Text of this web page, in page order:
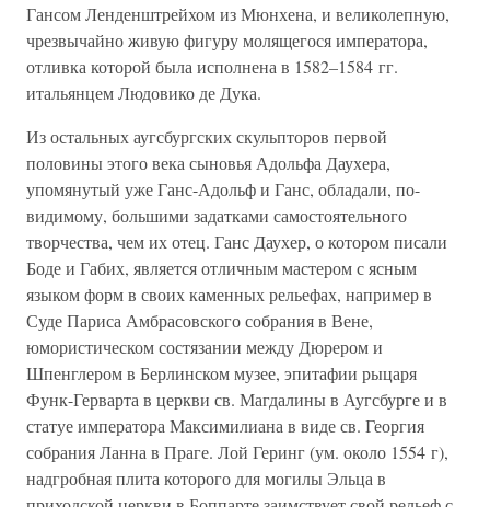
Гансом Ленденштрейхом из Мюнхена, и великолепную,
чрезвычайно живую фигуру молящегося императора,
отливка которой была исполнена в 1582–1584 гг.
итальянцем Людовико де Дука.
Из остальных аугсбургских скульпторов первой
половины этого века сыновья Адольфа Даухера,
упомянутый уже Ганс-Адольф и Ганс, обладали, по-
видимому, большими задатками самостоятельного
творчества, чем их отец. Ганс Даухер, о котором писали
Боде и Габих, является отличным мастером с ясным
языком форм в своих каменных рельефах, например в
Суде Париса Амбрасовского собрания в Вене,
юмористическом состязании между Дюрером и
Шпенглером в Берлинском музее, эпитафии рыцаря
Функ-Герварта в церкви св. Магдалины в Аугсбурге и в
статуе императора Максимилиана в виде св. Георгия
собрания Ланна в Праге. Лой Геринг (ум. около 1554 г),
надгробная плита которого для могилы Эльца в